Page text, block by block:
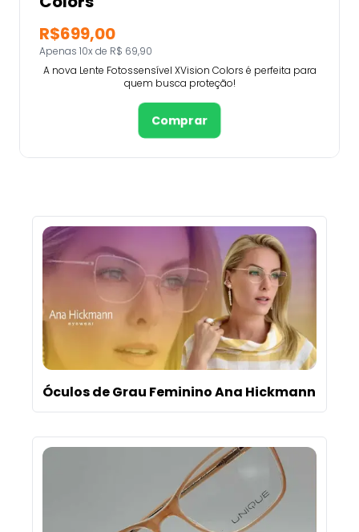
R$699,00
Apenas 10x de R$ 69,90
A nova Lente Fotossensível XVision Colors é perfeita para
quem busca proteção!
Comprar
Óculos de Grau Feminino Ana Hickmann